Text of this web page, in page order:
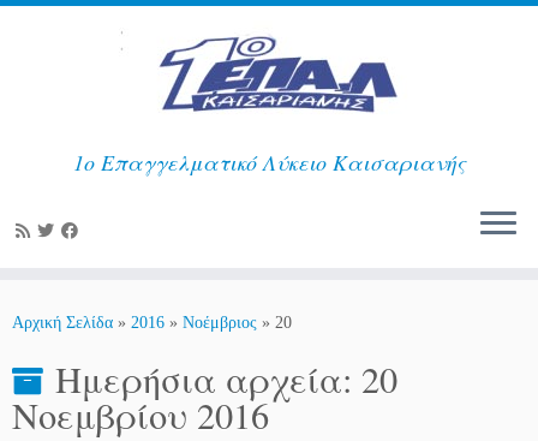
στο
1ο Επαγγελματικό Λύκειο Καισαριανής
Αρχική Σελίδα » 2016 » Νοέμβριος » 20
Ημερήσια αρχεία: 20
Νοεμβρίου 2016